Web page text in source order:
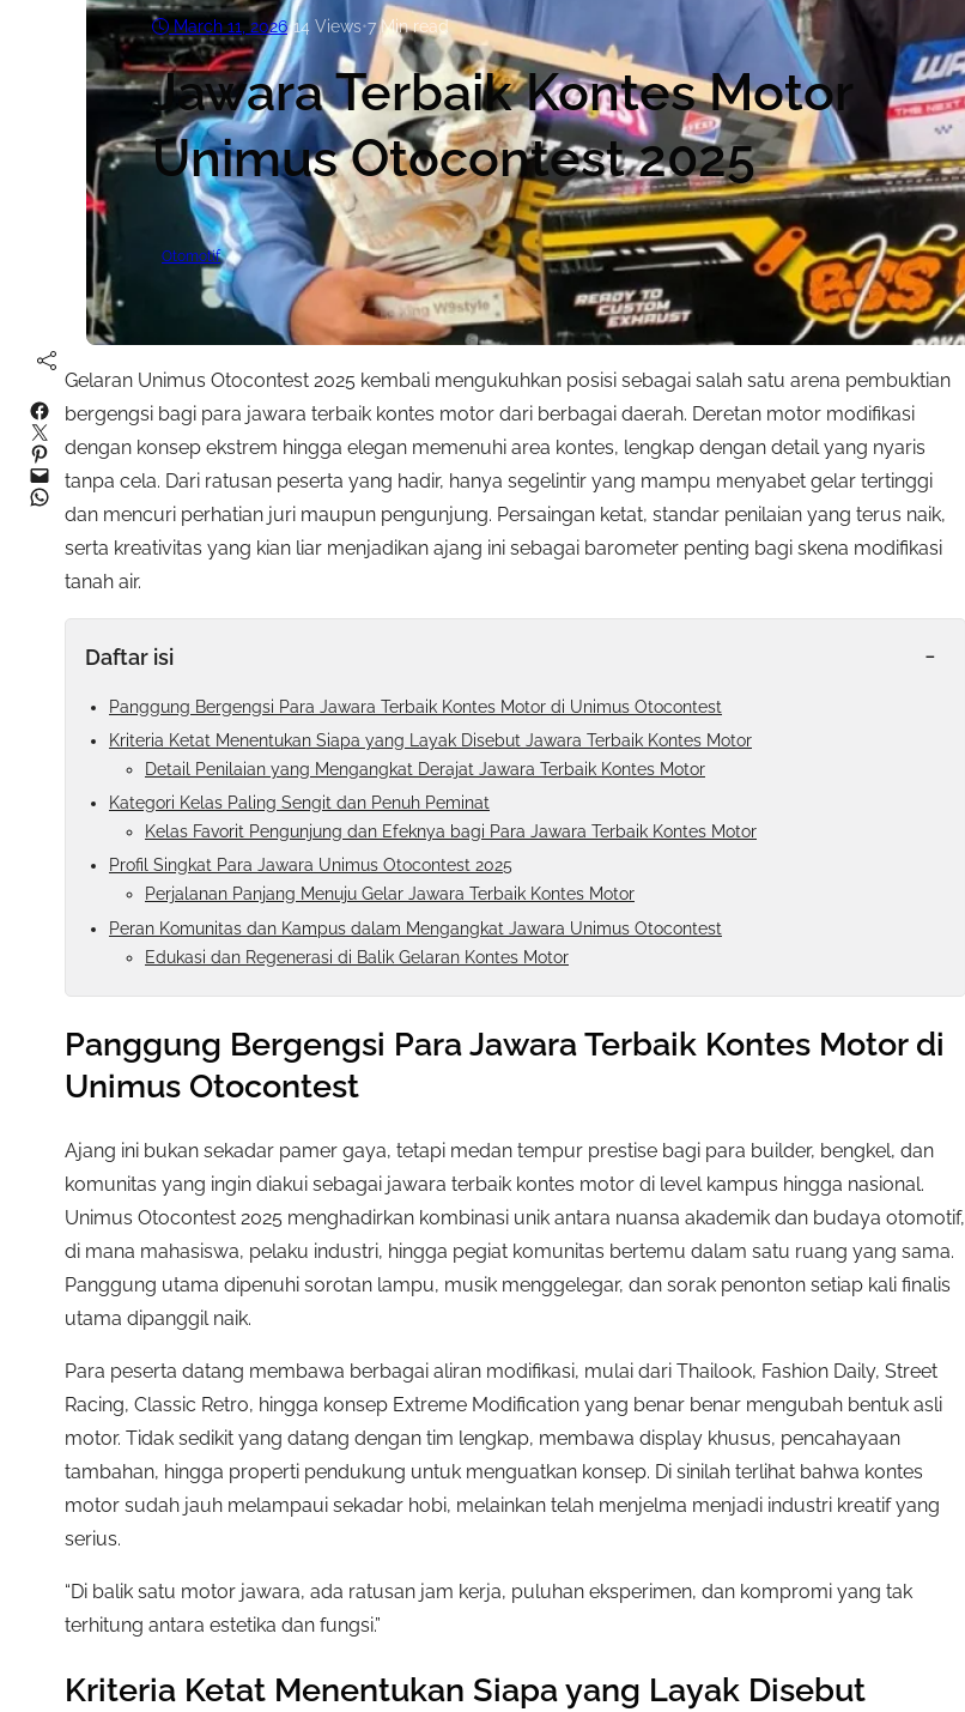
March 11, 2026•14 Views•7 Min read
Jawara Terbaik Kontes Motor
Unimus Otocontest 2025
Otomotif
Facebook
Twitter
Pinterest
Mail
WhatsApp
Gelaran Unimus Otocontest 2025 kembali mengukuhkan posisi sebagai salah satu arena pembuktian
bergengsi bagi para jawara terbaik kontes motor dari berbagai daerah. Deretan motor modifikasi
dengan konsep ekstrem hingga elegan memenuhi area kontes, lengkap dengan detail yang nyaris
tanpa cela. Dari ratusan peserta yang hadir, hanya segelintir yang mampu menyabet gelar tertinggi
dan mencuri perhatian juri maupun pengunjung. Persaingan ketat, standar penilaian yang terus naik,
serta kreativitas yang kian liar menjadikan ajang ini sebagai barometer penting bagi skena modifikasi
tanah air.
Daftar isi -
Panggung Bergengsi Para Jawara Terbaik Kontes Motor di Unimus Otocontest
Kriteria Ketat Menentukan Siapa yang Layak Disebut Jawara Terbaik Kontes Motor
Detail Penilaian yang Mengangkat Derajat Jawara Terbaik Kontes Motor
Kategori Kelas Paling Sengit dan Penuh Peminat
Kelas Favorit Pengunjung dan Efeknya bagi Para Jawara Terbaik Kontes Motor
Profil Singkat Para Jawara Unimus Otocontest 2025
Perjalanan Panjang Menuju Gelar Jawara Terbaik Kontes Motor
Peran Komunitas dan Kampus dalam Mengangkat Jawara Unimus Otocontest
Edukasi dan Regenerasi di Balik Gelaran Kontes Motor
Panggung Bergengsi Para Jawara Terbaik Kontes Motor di
Unimus Otocontest
Ajang ini bukan sekadar pamer gaya, tetapi medan tempur prestise bagi para builder, bengkel, dan
komunitas yang ingin diakui sebagai jawara terbaik kontes motor di level kampus hingga nasional.
Unimus Otocontest 2025 menghadirkan kombinasi unik antara nuansa akademik dan budaya otomotif,
di mana mahasiswa, pelaku industri, hingga pegiat komunitas bertemu dalam satu ruang yang sama.
Panggung utama dipenuhi sorotan lampu, musik menggelegar, dan sorak penonton setiap kali finalis
utama dipanggil naik.
Para peserta datang membawa berbagai aliran modifikasi, mulai dari Thailook, Fashion Daily, Street
Racing, Classic Retro, hingga konsep Extreme Modification yang benar benar mengubah bentuk asli
motor. Tidak sedikit yang datang dengan tim lengkap, membawa display khusus, pencahayaan
tambahan, hingga properti pendukung untuk menguatkan konsep. Di sinilah terlihat bahwa kontes
motor sudah jauh melampaui sekadar hobi, melainkan telah menjelma menjadi industri kreatif yang
serius.
“Di balik satu motor jawara, ada ratusan jam kerja, puluhan eksperimen, dan kompromi yang tak
terhitung antara estetika dan fungsi.”
Kriteria Ketat Menentukan Siapa yang Layak Disebut